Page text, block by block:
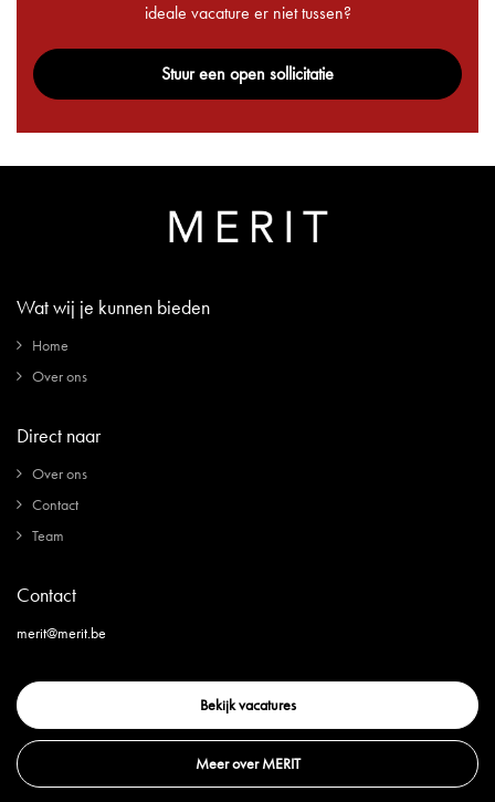
ideale vacature er niet tussen?
Stuur een open sollicitatie
Wat wij je kunnen bieden
Home
Over ons
Direct naar
Over ons
Contact
Team
Contact
merit@merit.be
Bekijk vacatures
Meer over MERIT